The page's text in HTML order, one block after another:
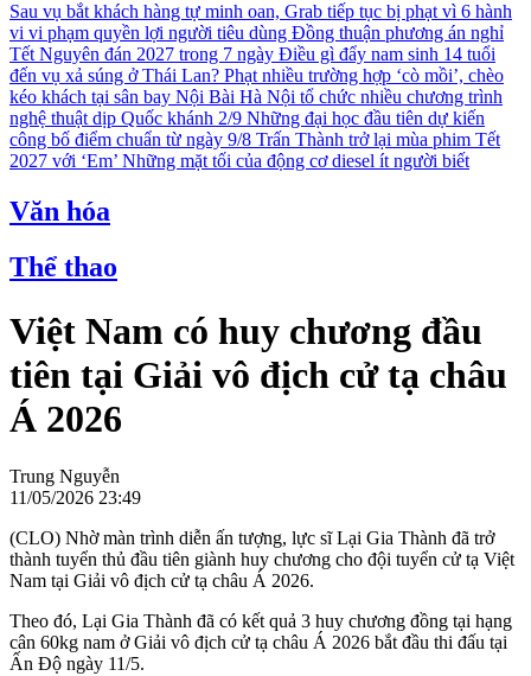
Sau vụ bắt khách hàng tự minh oan, Grab tiếp tục bị phạt vì 6 hành
vi vi phạm quyền lợi người tiêu dùng Đồng thuận phương án nghỉ
Tết Nguyên đán 2027 trong 7 ngày Điều gì đẩy nam sinh 14 tuổi
đến vụ xả súng ở Thái Lan? Phạt nhiều trường hợp ‘cò mồi’, chèo
kéo khách tại sân bay Nội Bài Hà Nội tổ chức nhiều chương trình
nghệ thuật dịp Quốc khánh 2/9 Những đại học đầu tiên dự kiến
công bố điểm chuẩn từ ngày 9/8 Trấn Thành trở lại mùa phim Tết
2027 với ‘Em’ Những mặt tối của động cơ diesel ít người biết
Văn hóa
Thể thao
Việt Nam có huy chương đầu
tiên tại Giải vô địch cử tạ châu
Á 2026
Trung Nguyễn
11/05/2026 23:49
(CLO) Nhờ màn trình diễn ấn tượng, lực sĩ Lại Gia Thành đã trở
thành tuyển thủ đầu tiên giành huy chương cho đội tuyển cử tạ Việt
Nam tại Giải vô địch cử tạ châu Á 2026.
Theo đó, Lại Gia Thành đã có kết quả 3 huy chương đồng tại hạng
cân 60kg nam ở Giải vô địch cử tạ châu Á 2026 bắt đầu thi đấu tại
Ấn Độ ngày 11/5.